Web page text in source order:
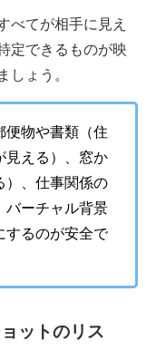
べてが相手に見え
定できるものが映
しょう。
便物や書類（住
見える）、窓か
）、仕事関係の
バーチャル背景
するのが安全で
ットのリス